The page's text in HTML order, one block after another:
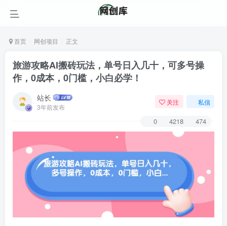
首页 网创项目 正文
旅游攻略AI搬砖玩法，单号日入几十，可多号操
作，0成本，0门槛，小白必学！
站长
3年前发布
关注 私信
0 4218 474